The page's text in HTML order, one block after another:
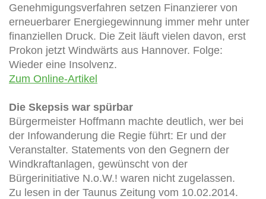
Genehmigungsverfahren setzen Finanzierer von
erneuerbarer Energiegewinnung immer mehr unter
finanziellen Druck. Die Zeit läuft vielen davon, erst
Prokon jetzt Windwärts aus Hannover. Folge:
Wieder eine Insolvenz.
Zum Online-Artikel
Die Skepsis war spürbar
Bürgermeister Hoffmann machte deutlich, wer bei
der Infowanderung die Regie führt: Er und der
Veranstalter. Statements von den Gegnern der
Windkraftanlagen, gewünscht von der
Bürgerinitiative N.o.W.! waren nicht zugelassen.
Zu lesen in der Taunus Zeitung vom 10.02.2014.